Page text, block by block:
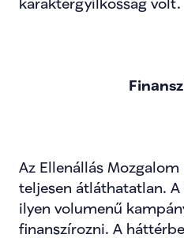
Az Ellenállás
teljesen átláthatatlan.
ilyen volumenű
finanszírozni. A